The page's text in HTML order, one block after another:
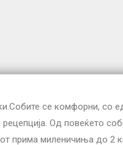
се комфорни, со
Од повеќето
прима миленичиња до 2